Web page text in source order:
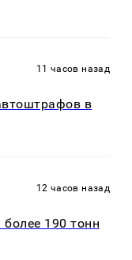
11 часов назад
в
12 часов назад
190 тонн